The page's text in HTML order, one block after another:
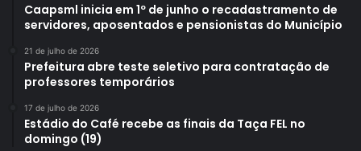
Caapsml inicia em 1º de junho o recadastramento de
servidores, aposentados e pensionistas do Município
21 de julho de 2026
Prefeitura abre teste seletivo para contratação de
professores temporários
17 de julho de 2026
Estádio do Café recebe as finais da Taça FEL no
domingo (19)